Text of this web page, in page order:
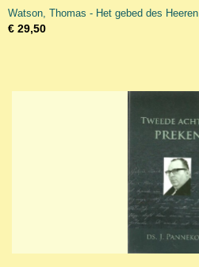
Watson, Thomas - Het gebed des Heeren
€ 29,50